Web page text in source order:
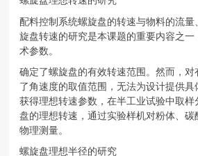
配料控制系统螺旋盘的转速与物料的流
旋盘转速的研究是本课题的重要内容之
术参数。
确定了螺旋盘的有效转速范围。然而，
了角速度的取值范围，无法为设计提供具
获得理想转速参数，在半工业试验中取
盘的理想转速，通过实验样机对粉体、
物理测量。
螺旋盘理想半径的研究